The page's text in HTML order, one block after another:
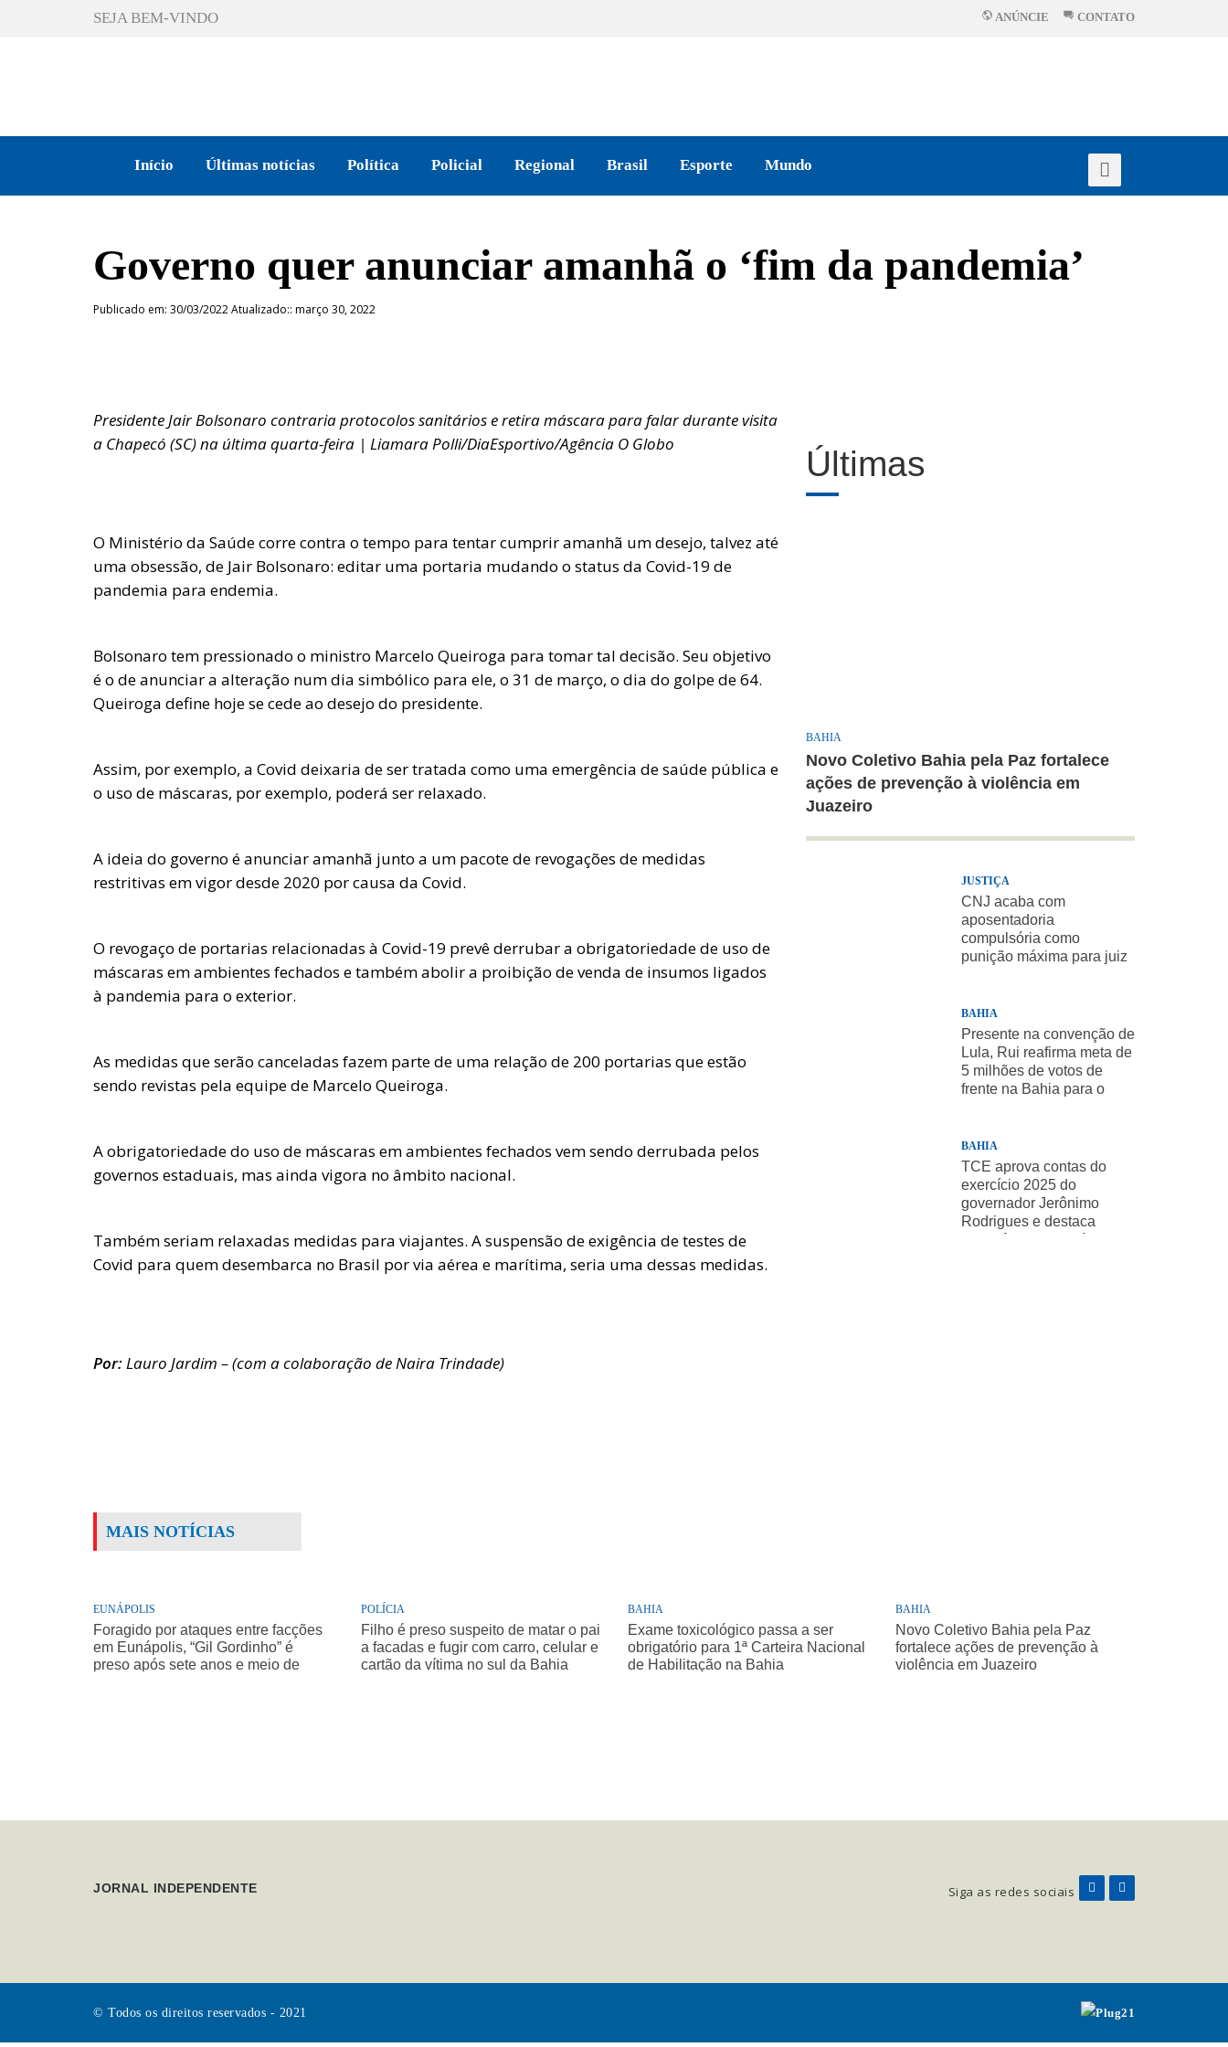
SEJA BEM-VINDO ANÚNCIE CONTATO
Início Últimas notícias Política Policial Regional Brasil Esporte Mundo
Governo quer anunciar amanhã o ‘fim da pandemia’
Publicado em: 30/03/2022 Atualizado:: março 30, 2022
Presidente Jair Bolsonaro contraria protocolos sanitários e retira máscara para falar durante visita
a Chapecó (SC) na última quarta-feira | Liamara Polli/DiaEsportivo/Agência O Globo
O Ministério da Saúde corre contra o tempo para tentar cumprir amanhã um desejo, talvez até
uma obsessão, de Jair Bolsonaro: editar uma portaria mudando o status da Covid-19 de
pandemia para endemia.
Bolsonaro tem pressionado o ministro Marcelo Queiroga para tomar tal decisão. Seu objetivo
é o de anunciar a alteração num dia simbólico para ele, o 31 de março, o dia do golpe de 64.
Queiroga define hoje se cede ao desejo do presidente.
Assim, por exemplo, a Covid deixaria de ser tratada como uma emergência de saúde pública e
o uso de máscaras, por exemplo, poderá ser relaxado.
A ideia do governo é anunciar amanhã junto a um pacote de revogações de medidas
restritivas em vigor desde 2020 por causa da Covid.
O revogaço de portarias relacionadas à Covid-19 prevê derrubar a obrigatoriedade de uso de
máscaras em ambientes fechados e também abolir a proibição de venda de insumos ligados
à pandemia para o exterior.
As medidas que serão canceladas fazem parte de uma relação de 200 portarias que estão
sendo revistas pela equipe de Marcelo Queiroga.
A obrigatoriedade do uso de máscaras em ambientes fechados vem sendo derrubada pelos
governos estaduais, mas ainda vigora no âmbito nacional.
Também seriam relaxadas medidas para viajantes. A suspensão de exigência de testes de
Covid para quem desembarca no Brasil por via aérea e marítima, seria uma dessas medidas.
Por:Lauro Jardim – (com a colaboração de Naira Trindade)
Últimas
BAHIA
Novo Coletivo Bahia pela Paz fortalece
ações de prevenção à violência em
Juazeiro
JUSTIÇA
CNJ acaba com
aposentadoria
compulsória como
punição máxima para juiz
BAHIA
Presente na convenção de
Lula, Rui reafirma meta de
5 milhões de votos de
frente na Bahia para o
BAHIA
TCE aprova contas do
exercício 2025 do
governador Jerônimo
Rodrigues e destaca
MAIS NOTÍCIAS
EUNÁPOLIS
Foragido por ataques entre facções
em Eunápolis, “Gil Gordinho” é
preso após sete anos e meio de
POLÍCIA
Filho é preso suspeito de matar o pai
a facadas e fugir com carro, celular e
cartão da vítima no sul da Bahia
BAHIA
Exame toxicológico passa a ser
obrigatório para 1ª Carteira Nacional
de Habilitação na Bahia
BAHIA
Novo Coletivo Bahia pela Paz
fortalece ações de prevenção à
violência em Juazeiro
JORNAL INDEPENDENTE Siga as redes sociais
© Todos os direitos reservados - 2021